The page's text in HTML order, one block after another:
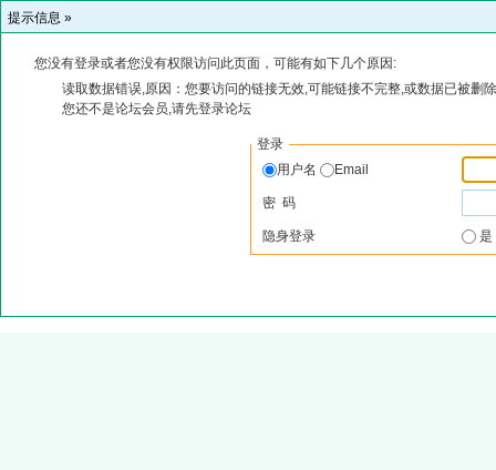
提示信息 »
您没有登录或者您没有权限访问此页面，可能有如下几个原因:
读取数据错误,原因：您要访问的链接无效,可能链接不完整,或数据已被删
您还不是论坛会员,请先登录论坛
登录
用户名
Email
密 码
隐身登录